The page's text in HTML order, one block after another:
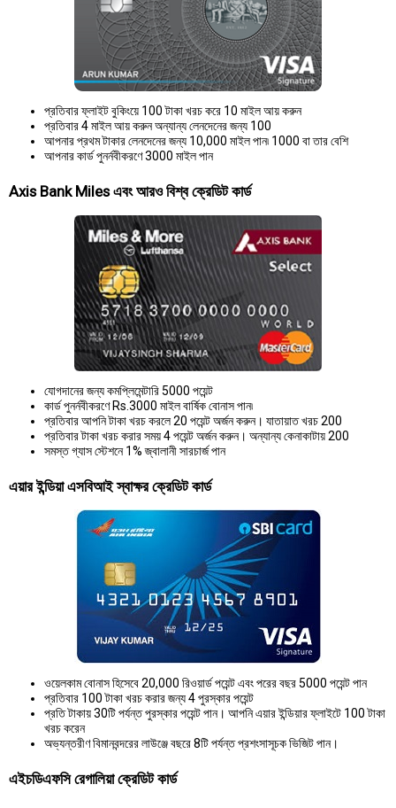
প্রতিবার ফ্লাইট বুকিংয়ে 100 টাকা খরচ করে 10 মাইল আয় করুন
প্রতিবার 4 মাইল আয় করুন অন্যান্য লেনদেনের জন্য 100
আপনার প্রথম টাকার লেনদেনের জন্য 10,000 মাইল পান৷ 1000 বা তার বেশি
আপনার কার্ড পুনর্নবীকরণে 3000 মাইল পান
Axis Bank Miles এবং আরও বিশ্ব ক্রেডিট কার্ড
যোগদানের জন্য কমপ্লিমেন্টারি 5000 পয়েন্ট
কার্ড পুনর্নবীকরণে Rs.3000 মাইল বার্ষিক বোনাস পান৷
প্রতিবার আপনি টাকা খরচ করলে 20 পয়েন্ট অর্জন করুন। যাতায়াত খরচ 200
প্রতিবার টাকা খরচ করার সময় 4 পয়েন্ট অর্জন করুন। অন্যান্য কেনাকাটায় 200
সমস্ত গ্যাস স্টেশনে 1% জ্বালানী সারচার্জ পান
এয়ার ইন্ডিয়া এসবিআই স্বাক্ষর ক্রেডিট কার্ড
ওয়েলকাম বোনাস হিসেবে 20,000 রিওয়ার্ড পয়েন্ট এবং পরের বছর 5000 পয়েন্ট পান
প্রতিবার 100 টাকা খরচ করার জন্য 4 পুরস্কার পয়েন্ট
প্রতি টাকায় 30টি পর্যন্ত পুরস্কার পয়েন্ট পান। আপনি এয়ার ইন্ডিয়ার ফ্লাইটে 100 টাকা
খরচ করেন
অভ্যন্তরীণ বিমানবন্দরের লাউঞ্জে বছরে 8টি পর্যন্ত প্রশংসাসূচক ভিজিট পান।
এইচডিএফসি রেগালিয়া ক্রেডিট কার্ড